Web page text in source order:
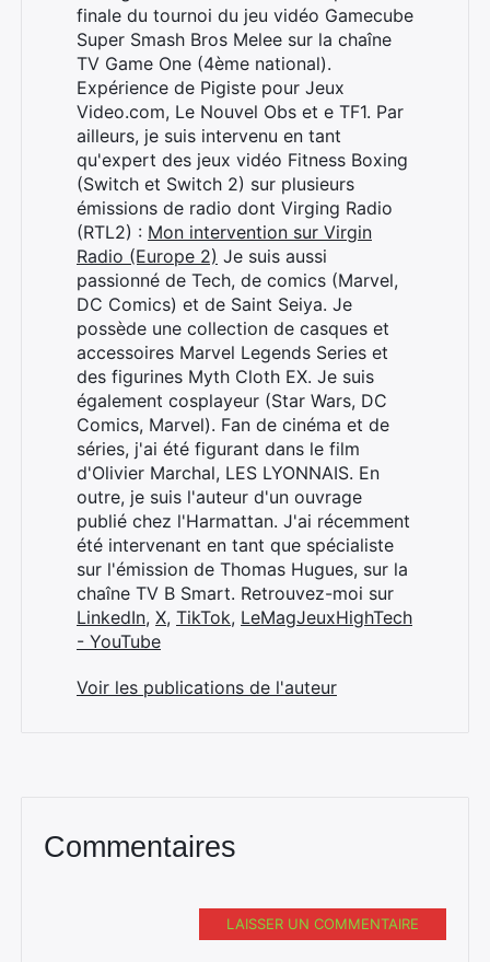
finale du tournoi du jeu vidéo Gamecube
Super Smash Bros Melee sur la chaîne
TV Game One (4ème national).
Expérience de Pigiste pour Jeux
Video.com, Le Nouvel Obs et e TF1. Par
ailleurs, je suis intervenu en tant
qu'expert des jeux vidéo Fitness Boxing
(Switch et Switch 2) sur plusieurs
émissions de radio dont Virging Radio
(RTL2) : Mon intervention sur Virgin
Radio (Europe 2) Je suis aussi
passionné de Tech, de comics (Marvel,
DC Comics) et de Saint Seiya. Je
possède une collection de casques et
accessoires Marvel Legends Series et
des figurines Myth Cloth EX. Je suis
également cosplayeur (Star Wars, DC
Comics, Marvel). Fan de cinéma et de
séries, j'ai été figurant dans le film
d'Olivier Marchal, LES LYONNAIS. En
outre, je suis l'auteur d'un ouvrage
publié chez l'Harmattan. J'ai récemment
été intervenant en tant que spécialiste
sur l'émission de Thomas Hugues, sur la
chaîne TV B Smart. Retrouvez-moi sur
LinkedIn, X, TikTok, LeMagJeuxHighTech
- YouTube
Voir les publications de l'auteur
Commentaires
LAISSER UN COMMENTAIRE
Rechercher